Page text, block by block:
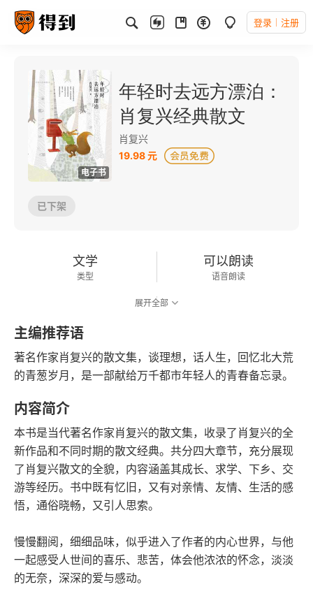
登录 注册
电子书
年轻时去远方漂泊：
肖复兴经典散文
肖复兴
19.98 元
已下架
文学
类型
可以朗读
语音朗读
展开全部
主编推荐语
著名作家肖复兴的散文集，谈理想，话人生，回忆北大荒
的青葱岁月，是一部献给万千都市年轻人的青春备忘录。
内容简介
本书是当代著名作家肖复兴的散文集，收录了肖复兴的全
新作品和不同时期的散文经典。共分四大章节，充分展现
了肖复兴散文的全貌，内容涵盖其成长、求学、下乡、交
游等经历。书中既有忆旧，又有对亲情、友情、生活的感
悟，通俗晓畅，又引人思索。
慢慢翻阅，细细品味，似乎进入了作者的内心世界，与他
一起感受人世间的喜乐、悲苦，体会他浓浓的怀念，淡淡
的无奈，深深的爱与感动。